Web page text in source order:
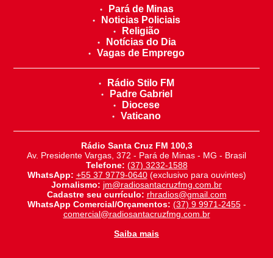
Pará de Minas
Noticias Policiais
Religião
Notícias do Dia
Vagas de Emprego
Rádio Stilo FM
Padre Gabriel
Diocese
Vaticano
Rádio Santa Cruz FM 100,3
Av. Presidente Vargas, 372 - Pará de Minas - MG - Brasil
Telefone: (37) 3232-1588
WhatsApp: +55 37 9779-0640(exclusivo para ouvintes)
Jornalismo: jm@radiosantacruzfmg.com.br
Cadastre seu currículo: rhradios@gmail.com
WhatsApp Comercial/Orçamentos: (37) 9 9971-2455-
comercial@radiosantacruzfmg.com.br
Saiba mais